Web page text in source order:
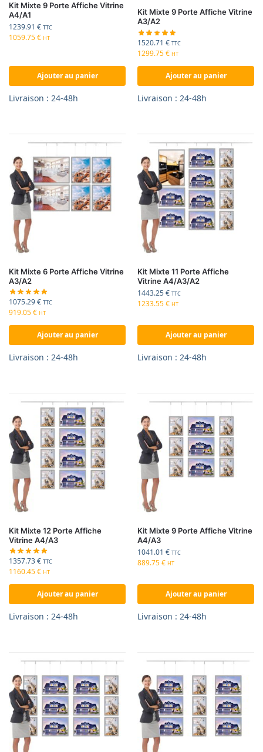
Kit Mixte 9 Porte Affiche Vitrine
A4/A1
1239.91 € TTC
1059.75€ HT
Ajouter au panier
Livraison : 24-48h
Kit Mixte 9 Porte Affiche Vitrine
A3/A2
1520.71 € TTC
1299.75€ HT
Ajouter au panier
Livraison : 24-48h
Kit Mixte 6 Porte Affiche Vitrine
A3/A2
1075.29€ TTC
919.05€ HT
Ajouter au panier
Livraison : 24-48h
Kit Mixte 11 Porte Affiche
Vitrine A4/A3/A2
1443.25€ TTC
1233.55€ HT
Ajouter au panier
Livraison : 24-48h
Kit Mixte 12 Porte Affiche
Vitrine A4/A3
1357.73€ TTC
1160.45€ HT
Ajouter au panier
Livraison : 24-48h
Kit Mixte 9 Porte Affiche Vitrine
A4/A3
1041.01 € TTC
889.75€ HT
Ajouter au panier
Livraison : 24-48h